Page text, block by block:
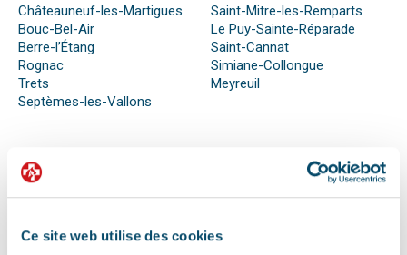
Ce site web utilise des cookies
Châteauneuf-les-Martigues
Bouc-Bel-Air
Berre-l’Étang
Rognac
Trets
Septèmes-les-Vallons
Saint-Mitre-les-Remparts
Le Puy-Sainte-Réparade
Saint-Cannat
Simiane-Collongue
Meyreuil
QUE FAIRE EN CAS D’URGENCE ?
perdre nos moyens. En effet, s’il n’est pas possible de se